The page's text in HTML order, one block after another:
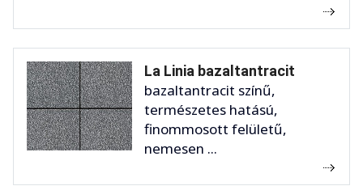
La Linia bazaltantracit
bazaltantracit színű,
természetes hatású,
finommosott felületű,
nemesen ...